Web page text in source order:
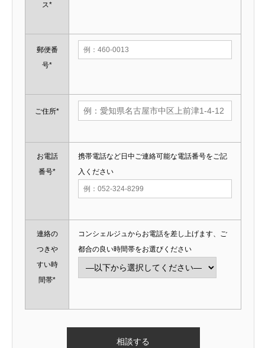
ス*
郵便番
号*
ご住所*
お電話
番号*
携帯電話など日中ご連絡可能な電話番号をご記
入ください
連絡の
つきや
すい時
間帯*
コンシェルジュからお電話を差し上げます、ご
都合の良い時間帯をお選びください